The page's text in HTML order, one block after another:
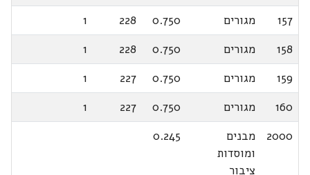
157
מגורים 0.750
228
1
158
מגורים 0.750
228
1
159
מגורים 0.750
227
1
160
מגורים 0.750
227
1
2000
מבנים
ומוסדות
ציבור
0.245